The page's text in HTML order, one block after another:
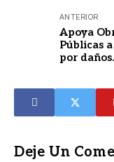
ANTERIOR
Apoya
Públicas
por daños
Pensiones
Deje Un